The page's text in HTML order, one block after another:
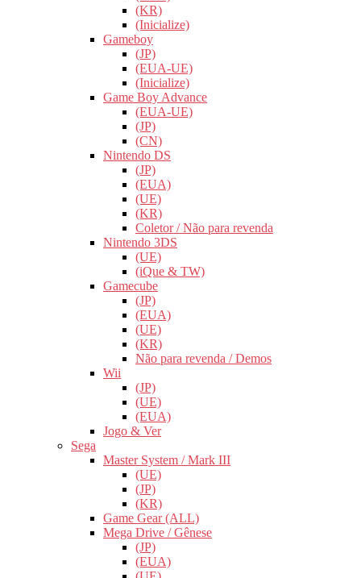
(KR)
(Inicialize)
Gameboy
(JP)
(EUA-UE)
(Inicialize)
Game Boy Advance
(EUA-UE)
(JP)
(CN)
Nintendo DS
(JP)
(EUA)
(UE)
(KR)
Coletor / Não para revenda
Nintendo 3DS
(UE)
(iQue & TW)
Gamecube
(JP)
(EUA)
(UE)
(KR)
Não para revenda / Demos
Wii
(JP)
(UE)
(EUA)
Jogo & Ver
Sega
Master System / Mark III
(UE)
(JP)
(KR)
Game Gear (ALL)
Mega Drive / Gênese
(JP)
(EUA)